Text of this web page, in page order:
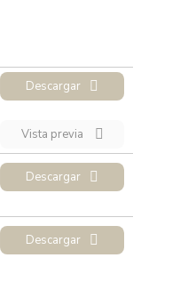
Descargar
Vista previa
Descargar
Descargar